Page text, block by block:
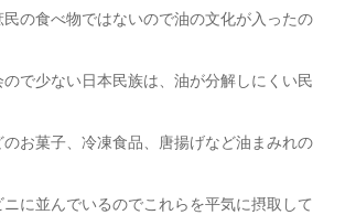
の食べ物ではないので油の文化が入ったの
で少ない日本民族は、油が分解しにくい民
お菓子、冷凍食品、唐揚げなど油まみれの
に並んでいるのでこれらを平気に摂取して